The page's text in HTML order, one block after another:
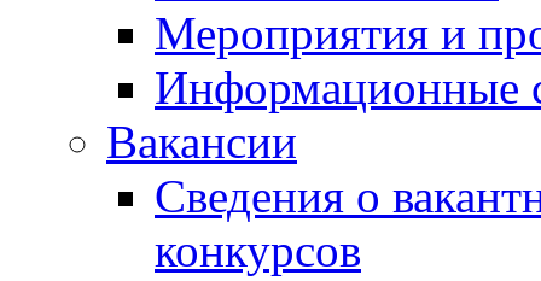
Мероприятия и
Информационные
Вакансии
Сведения о
конкурсов